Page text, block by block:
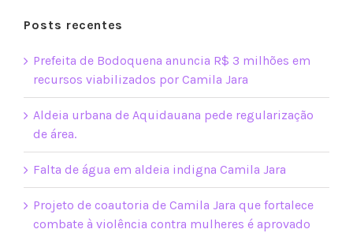
Posts recentes
Prefeita de Bodoquena anuncia R$ 3 milhões em
recursos viabilizados por Camila Jara
Aldeia urbana de Aquidauana pede regularização
de área.
Falta de água em aldeia indigna Camila Jara
Projeto de coautoria de Camila Jara que fortalece
combate à violência contra mulheres é aprovado